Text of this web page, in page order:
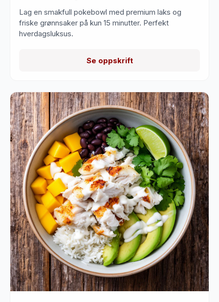
Lag en smakfull pokebowl med premium laks og
friske grønnsaker på kun 15 minutter. Perfekt
hverdagsluksus.
Se oppskrift